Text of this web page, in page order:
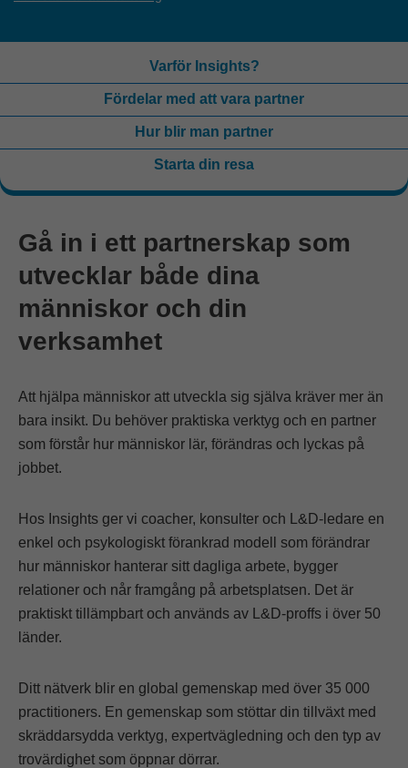
Varför Insights?
Fördelar med att vara partner
Hur blir man partner
Starta din resa
Gå in i ett partnerskap som
utvecklar både dina
människor och din
verksamhet
Att hjälpa människor att utveckla sig själva kräver mer än
bara insikt. Du behöver praktiska verktyg och en partner
som förstår hur människor lär, förändras och lyckas på
jobbet.
Hos Insights ger vi coacher, konsulter och L&D-ledare en
enkel och psykologiskt förankrad modell som förändrar
hur människor hanterar sitt dagliga arbete, bygger
relationer och når framgång på arbetsplatsen. Det är
praktiskt tillämpbart och används av L&D-proffs i över 50
länder.
Ditt nätverk blir en global gemenskap med över 35 000
practitioners. En gemenskap som stöttar din tillväxt med
skräddarsydda verktyg, expertvägledning och den typ av
trovärdighet som öppnar dörrar.